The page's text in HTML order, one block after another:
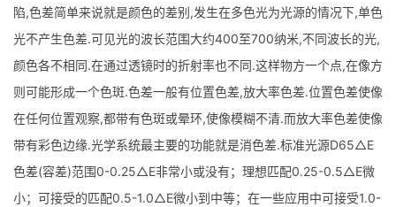
陷,色差简单来说就是颜色的差别,发生在多色光为光源的情况下,单色
光不产生色差.可见光的波长范围大约400至700纳米,不同波长的光,
颜色各不相同.在通过透镜时的折射率也不同.这样物方一个点,在像方
则可能形成一个色斑.色差一般有位置色差,放大率色差.位置色差使像
在任何位置观察,都带有色斑或晕环,使像模糊不清.而放大率色差使像
带有彩色边缘.光学系统最主要的功能就是消色差.标准光源D65△E
色差(容差)范围0-0.25△E非常小或没有；理想匹配0.25-0.5△E微
小；可接受的匹配0.5-1.0△E微小到中等；在一些应用中可接受1.0-